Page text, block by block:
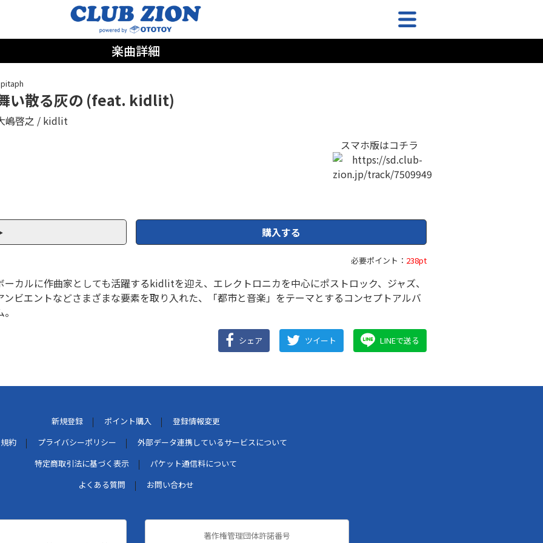
楽曲詳細
い散る灰の (feat. kidlit)
嶋啓之
kidlit
スマホ版はコチラ
購入する
必要ポイント： 238pt
ーカルに作曲家としても活躍するkidlitを迎え、エレクトロニカを中心にポストロック、ジャズ、
ンビエントなどさまざまな要素を取り入れた、「都市と音楽」をテーマとするコンセプトアルバ
シェア ツイート LINEで送る
新規登録 ポイント購入
登録情報変更
約
プライバシーポリシー
外部データ連携しているサービスについて
特定商取引法に基づく表示
パケット通信料について
よくある質問
お問い合わせ
著作権管理団体許諾番号